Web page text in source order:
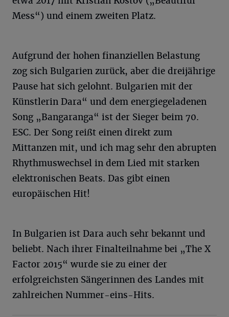
Mess“) und einem zweiten Platz.
Aufgrund der hohen finanziellen Belastung
zog sich Bulgarien zurück, aber die dreijährige
Pause hat sich gelohnt. Bulgarien mit der
Künstlerin Dara“ und dem energiegeladenen
Song „Bangaranga“ ist der Sieger beim 70.
ESC. Der Song reißt einen direkt zum
Mittanzen mit, und ich mag sehr den abrupten
Rhythmuswechsel in dem Lied mit starken
elektronischen Beats. Das gibt einen
europäischen Hit!
In Bulgarien ist Dara auch sehr bekannt und
beliebt. Nach ihrer Finalteilnahme bei „The X
Factor 2015“ wurde sie zu einer der
erfolgreichsten Sängerinnen des Landes mit
zahlreichen Nummer-eins-Hits.